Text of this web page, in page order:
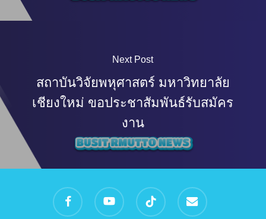
Next Post
สถาบันวิจัยพหุศาสตร์ มหาวิทยาลัย
เชียงใหม่ ขอประชาสัมพันธ์รับสมัคร
งาน
facebook youtube tiktok email